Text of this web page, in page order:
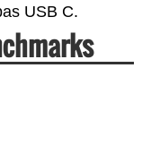
USB C.